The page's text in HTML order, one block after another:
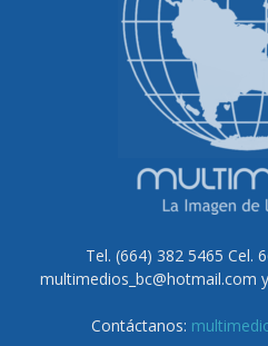
Tel. (664) 382 5465 Cel.
multimedios_bc@hotmail.com
Contáctanos: